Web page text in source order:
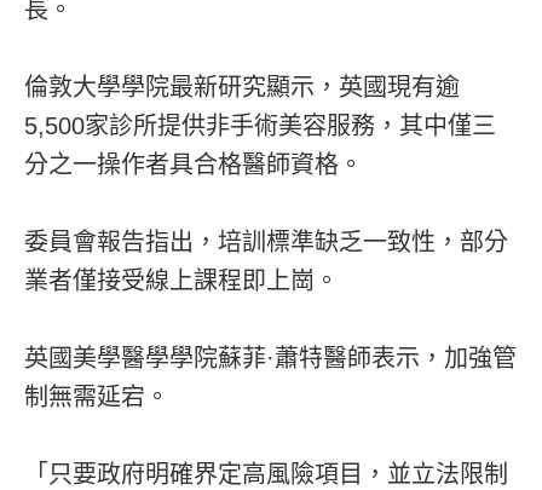
長。
倫敦大學學院最新研究顯示，英國現有逾
5,500家診所提供非手術美容服務，其中僅三
分之一操作者具合格醫師資格。
委員會報告指出，培訓標準缺乏一致性，部分
業者僅接受線上課程即上崗。
英國美學醫學學院蘇菲·蕭特醫師表示，加強管
制無需延宕。
「只要政府明確界定高風險項目，並立法限制